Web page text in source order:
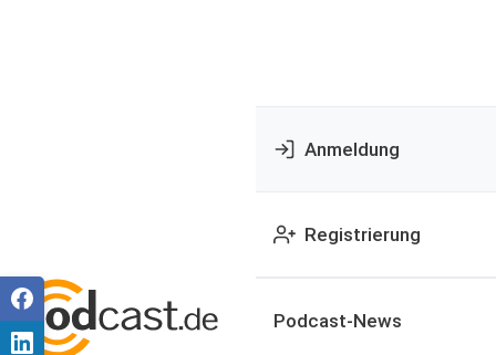
Anmeldung
Registrierung
Podcast-News